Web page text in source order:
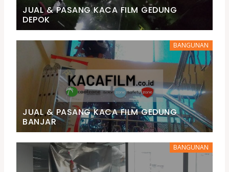
JUAL & PASANG KACA FILM GEDUNG
DEPOK
BANGUNAN
JUAL & PASANG KACA FILM GEDUNG
BANJAR
BANGUNAN